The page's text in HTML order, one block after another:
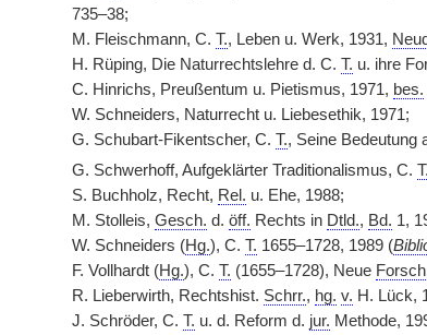
735–38;
M. Fleischmann, C. T., Leben u. Werk, 1931,
H. Rüping, Die Naturrechtslehre d. C. T. u. ihre
C. Hinrichs, Preußentum u. Pietismus, 1971, bes.
W. Schneiders, Naturrecht u. Liebesethik, 1971;
G. Schubart-Fikentscher, C. T., Seine Bedeutung
G. Schwerhoff, Aufgeklärter Traditionalismus, C. T.
S. Buchholz, Recht, Rel. u. Ehe, 1988;
M. Stolleis, Gesch. d. öff. Rechts in Dtld., Bd. 1,
W. Schneiders (Hg.), C. T. 1655–1728, 1989 (
F. Vollhardt (Hg.), C. T. (1655–1728), Neue
R. Lieberwirth, Rechtshist. Schrr., hg. v. H. Lück,
J. Schröder, C. T. u. d. Reform d. jur. Methode,